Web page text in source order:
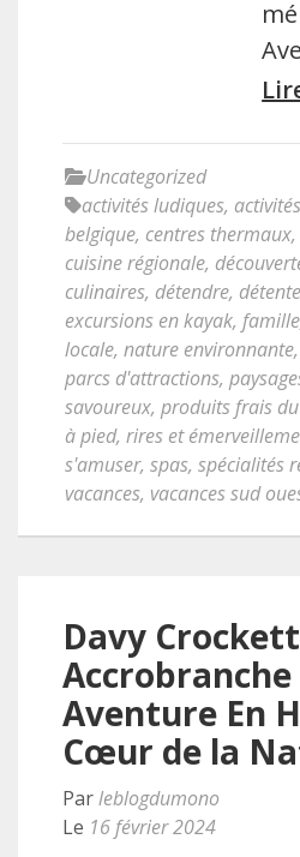
Uncategorized
activités ludiques,
belgique, centres thermaux,
cuisine régionale,
culinaires, détendre,
excursions en kayak, famille
locale, nature environnante,
parcs d'attractions,
savoureux, produits frais
à pied, rires et
s'amuser, spas, spécialités
vacances, vacances sud
Davy Crockett
Accrobranche
Aventure En
Cœur de la
Parleblogdumono
Le 16 février 2024